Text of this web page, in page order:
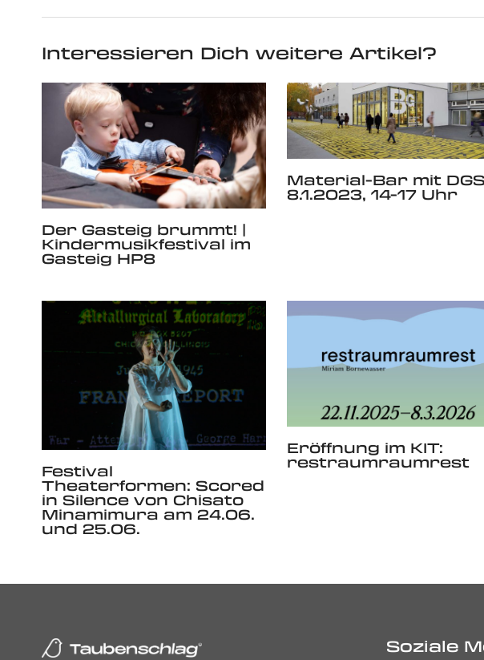
Interessieren Dich weitere Artikel?
Der Gasteig brummt! |
Kindermusikfestival im
Gasteig HP8
Material-Bar mit
8.1.2023, 14-17 Uhr
Festival
Theaterformen: Scored
in Silence von Chisato
Minamimura am 24.06.
und 25.06.
Eröffnung im KIT:
restraumraumrest
Soziale